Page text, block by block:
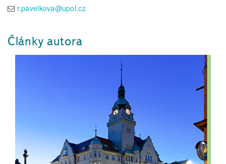
r.pavelkova@upol.cz
Články autora